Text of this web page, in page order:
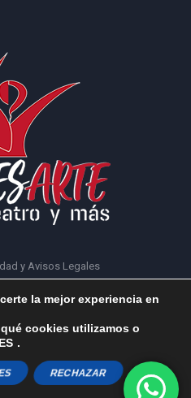
y Avisos Legales
los derechos reservados
la mejor experiencia en
cookies utilizamos o
.
RECHAZAR